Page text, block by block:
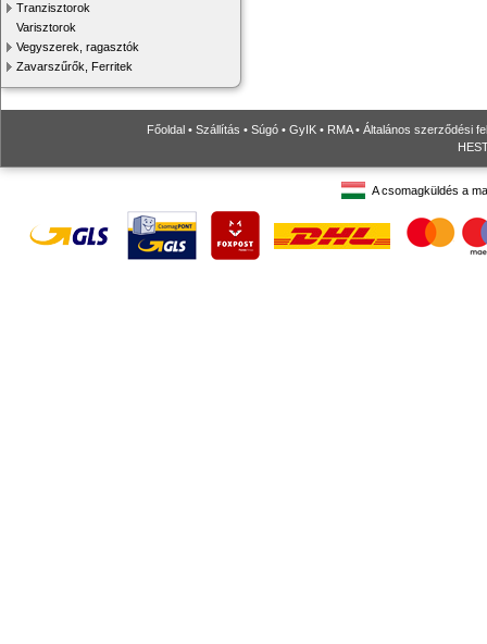
Tranzisztorok
Varisztorok
Vegyszerek, ragasztók
Zavarszűrők, Ferritek
Főoldal • Szállítás • Súgó • GyIK • RMA• Általános szerződési
A csomagküldés a